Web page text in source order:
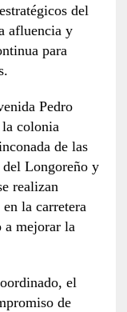
del
afluencia y
para
Pedro
colonia
de las
Longoreño y
realizan
la carretera
a mejorar la
el
de